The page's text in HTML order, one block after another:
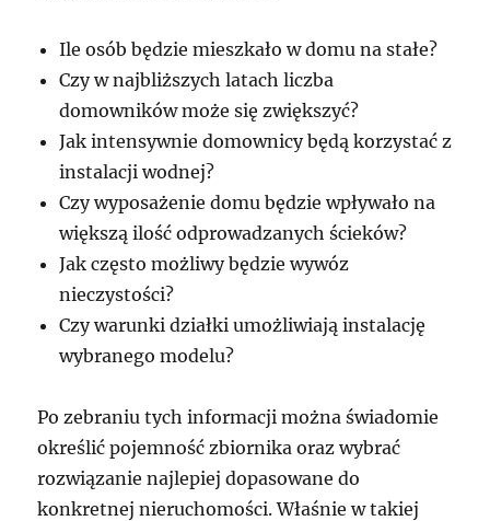
Ile osób będzie mieszkało w domu na stałe?
Czy w najbliższych latach liczba
domowników może się zwiększyć?
Jak intensywnie domownicy będą korzystać z
instalacji wodnej?
Czy wyposażenie domu będzie wpływało na
większą ilość odprowadzanych ścieków?
Jak często możliwy będzie wywóz
nieczystości?
Czy warunki działki umożliwiają instalację
wybranego modelu?
Po zebraniu tych informacji można świadomie
określić pojemność zbiornika oraz wybrać
rozwiązanie najlepiej dopasowane do
konkretnej nieruchomości. Właśnie w takiej